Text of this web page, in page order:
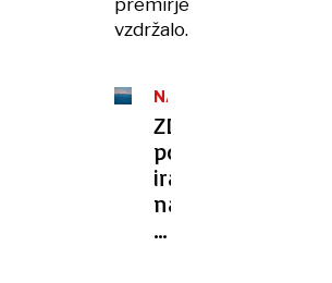
premirje
vzdržalo.
NAPAD
ZDA
po
iranskih
napadi
na